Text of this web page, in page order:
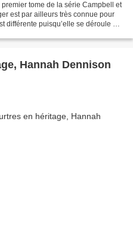
tome de la série Campbell et
est par ailleurs très connue pour
différente puisqu’elle se déroule à
Hannah Dennison